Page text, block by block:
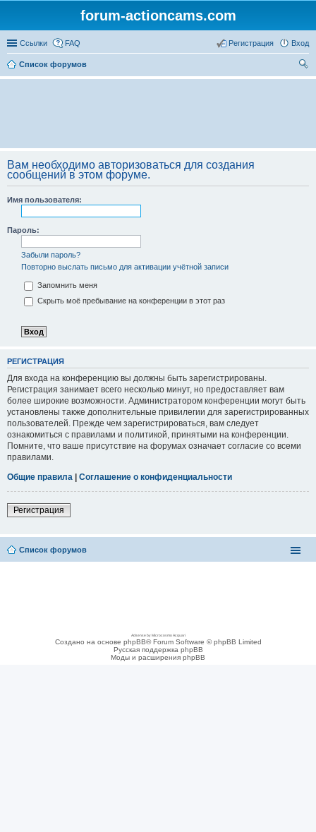
forum-actioncams.com
Ссылки FAQ Вход
Регистрация
Список форумов
ои
Вам необходимо авторизоваться для создания
сообщений в этом форуме.
Имя пользователя:
Пароль:
Забыли пароль?
Повторно выслать письмо для активации учётной записи
Запомнить меня
Скрыть моё пребывание на конференции в этот раз
РЕГИСТРАЦИЯ
Для входа на конференцию вы должны быть зарегистрированы.
Регистрация занимает всего несколько минут, но предоставляет вам
более широкие возможности. Администратором конференции могут быть
установлены также дополнительные привилегии для зарегистрированных
пользователей. Прежде чем зарегистрироваться, вам следует
ознакомиться с правилами и политикой, принятыми на конференции.
Помните, что ваше присутствие на форумах означает согласие со всеми
правилами.
Общие правила | Соглашение о конфиденциальности
Регистрация
Список форумов
Adsense by Microcosmo Acquari
Создано на основе phpBB® Forum Software © phpBB Limited
Русская поддержка phpBB
Моды и расширения phpBB